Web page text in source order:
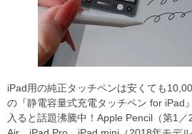
iPad用の純正タッチペンは安くても
の『静電容量式充電タッチペン for iPad
入ると話題沸騰中！Apple Pencil（第1